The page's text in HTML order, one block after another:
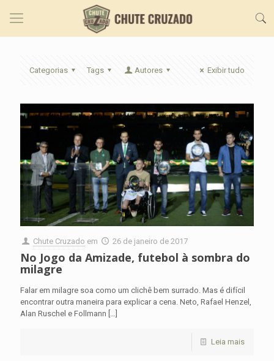
Categorias Tags Autores Exibir tudo
Chute Cruzado em 26 de janeiro de 2017
No Jogo da Amizade, futebol à sombra do
milagre
Falar em milagre soa como um clichê bem surrado. Mas é difícil
encontrar outra maneira para explicar a cena. Neto, Rafael Henzel,
Alan Ruschel e Follmann
Leia mais